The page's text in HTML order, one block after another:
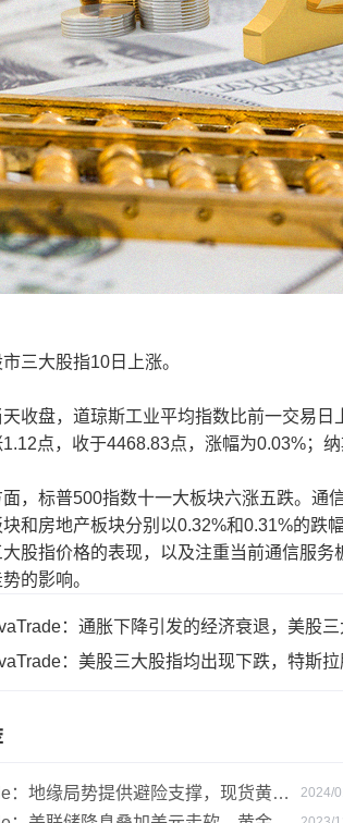
大股指10日上涨。
盘，道琼斯工业平均指数比前一交易日
点，收于4468.83点，涨幅为0.03%；
标普500指数十一大板块六涨五跌。通信
和房地产板块分别以0.32%和0.31%的跌幅
股指价格的表现，以及注重当前通信服
的影响。
：通胀下降引发的经济衰退，美股
：美股三大股指均出现下跌，特斯
：地缘局势提供避险支撑，现货黄金
2024/